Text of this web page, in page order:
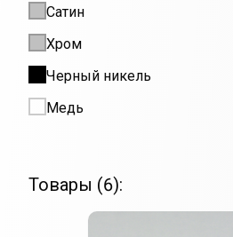
Сатин
Хром
Черный никель
Медь
Товары (6):